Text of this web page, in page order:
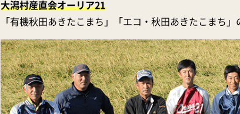
大潟村産直会オーリア21
「有機秋田あきたこまち」「エコ・秋田あきたこまち」